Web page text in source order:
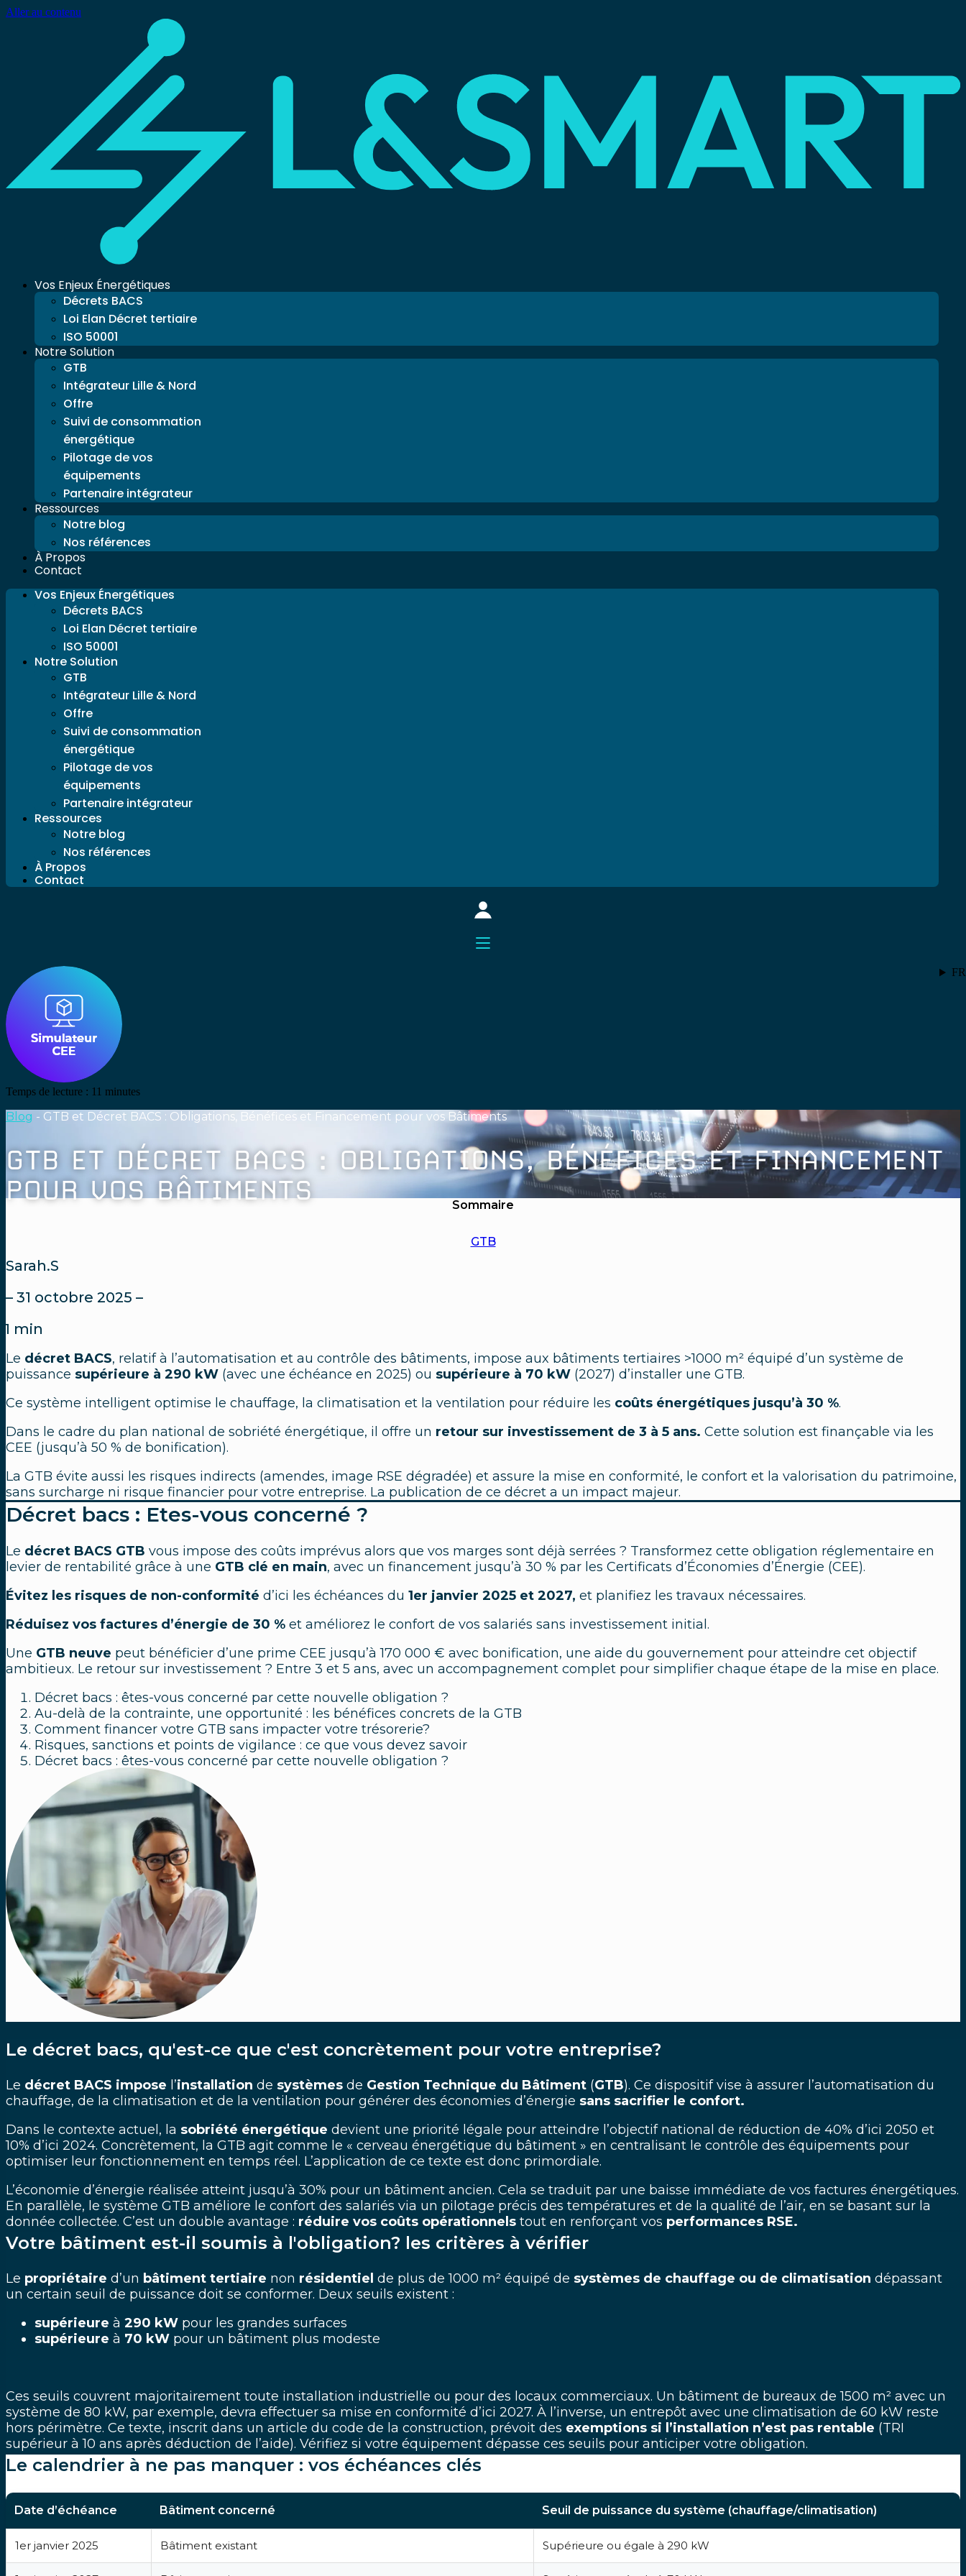
Aller au contenu
Vos Enjeux Énergétiques
Décrets BACS
Loi Elan Décret tertiaire
ISO 50001
Notre Solution
GTB
Intégrateur Lille & Nord
Offre
Suivi de consommation
énergétique
Pilotage de vos
équipements
Partenaire intégrateur
Ressources
Notre blog
Nos références
À Propos
Contact
Vos Enjeux Énergétiques
Décrets BACS
Loi Elan Décret tertiaire
ISO 50001
Notre Solution
GTB
Intégrateur Lille & Nord
Offre
Suivi de consommation
énergétique
Pilotage de vos
équipements
Partenaire intégrateur
Ressources
Notre blog
Nos références
À Propos
Contact
FR
Temps de lecture : 11 minutes
Blog - GTB et Décret BACS : Obligations, Bénéfices et Financement pour vos Bâtiments
GTB ET DÉCRET BACS : OBLIGATIONS, BÉNÉFICES ET FINANCEMENT
POUR VOS BÂTIMENTS
GTB
Sommaire
Sarah.S
– 31 octobre 2025 –
min
Le décret BACS, relatif à l’automatisation et au contrôle des bâtiments, impose aux bâtiments tertiaires >1000 m² équipé d’un système de
puissance supérieure à 290 kW (avec une échéance en 2025) ou supérieure à 70 kW (2027) d’installer une GTB.
Ce système intelligent optimise le chauffage, la climatisation et la ventilation pour réduire les coûts énergétiques jusqu’à 30 %.
Dans le cadre du plan national de sobriété énergétique, il offre un retour sur investissement de 3 à 5 ans. Cette solution est finançable via les
CEE (jusqu’à 50 % de bonification).
La GTB évite aussi les risques indirects (amendes, image RSE dégradée) et assure la mise en conformité, le confort et la valorisation du patrimoine,
sans surcharge ni risque financier pour votre entreprise. La publication de ce décret a un impact majeur.
Décret bacs : Etes-vous concerné ?
Le décret BACS GTB vous impose des coûts imprévus alors que vos marges sont déjà serrées ? Transformez cette obligation réglementaire en
levier de rentabilité grâce à une GTB clé en main, avec un financement jusqu’à 30 % par les Certificats d’Économies d’Énergie (CEE).
Évitez les risques de non-conformité d’ici les échéances du 1er janvier 2025 et 2027, et planifiez les travaux nécessaires.
Réduisez vos factures d’énergie de 30 % et améliorez le confort de vos salariés sans investissement initial.
Une GTB neuve peut bénéficier d’une prime CEE jusqu’à 170 000 € avec bonification, une aide du gouvernement pour atteindre cet objectif
ambitieux. Le retour sur investissement ? Entre 3 et 5 ans, avec un accompagnement complet pour simplifier chaque étape de la mise en place.
Décret bacs : êtes-vous concerné par cette nouvelle obligation ?
Au-delà de la contrainte, une opportunité : les bénéfices concrets de la GTB
Comment financer votre GTB sans impacter votre trésorerie?
Risques, sanctions et points de vigilance : ce que vous devez savoir
Décret bacs : êtes-vous concerné par cette nouvelle obligation ?
Le décret bacs, qu'est-ce que c'est concrètement pour votre entreprise?
Le décret BACS impose l’installation de systèmes de Gestion Technique du Bâtiment (GTB). Ce dispositif vise à assurer l’automatisation du
chauffage, de la climatisation et de la ventilation pour générer des économies d’énergie sans sacrifier le confort.
Dans le contexte actuel, la sobriété énergétique devient une priorité légale pour atteindre l’objectif national de réduction de 40% d’ici 2050 et
10% d’ici 2024. Concrètement, la GTB agit comme le « cerveau énergétique du bâtiment » en centralisant le contrôle des équipements pour
optimiser leur fonctionnement en temps réel. L’application de ce texte est donc primordiale.
L’économie d’énergie réalisée atteint jusqu’à 30% pour un bâtiment ancien. Cela se traduit par une baisse immédiate de vos factures énergétiques.
En parallèle, le système GTB améliore le confort des salariés via un pilotage précis des températures et de la qualité de l’air, en se basant sur la
donnée collectée. C’est un double avantage : réduire vos coûts opérationnels tout en renforçant vos performances RSE.
Votre bâtiment est-il soumis à l'obligation? les critères à vérifier
Le propriétaire d’un bâtiment tertiaire non résidentiel de plus de 1000 m² équipé de systèmes de chauffage ou de climatisation dépassant
un certain seuil de puissance doit se conformer. Deux seuils existent :
supérieure à 290 kW pour les grandes surfaces
supérieure à 70 kW pour un bâtiment plus modeste
Ces seuils couvrent majoritairement toute installation industrielle ou pour des locaux commerciaux. Un bâtiment de bureaux de 1500 m² avec un
système de 80 kW, par exemple, devra effectuer sa mise en conformité d’ici 2027. À l’inverse, un entrepôt avec une climatisation de 60 kW reste
hors périmètre. Ce texte, inscrit dans un article du code de la construction, prévoit des exemptions si l’installation n’est pas rentable (TRI
supérieur à 10 ans après déduction de l’aide). Vérifiez si votre équipement dépasse ces seuils pour anticiper votre obligation.
Le calendrier à ne pas manquer : vos échéances clés
Date d’échéance Bâtiment concerné Seuil de puissance du système (chauffage/climatisation)
1er janvier 2025 Bâtiment existant Supérieure ou égale à 290 kW